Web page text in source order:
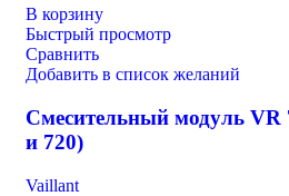
В корзину
Быстрый просмотр
Сравнить
Добавить в список желаний
Смесительный модуль
и 720)
Vaillant